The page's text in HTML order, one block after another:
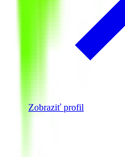
Zobraziť profil